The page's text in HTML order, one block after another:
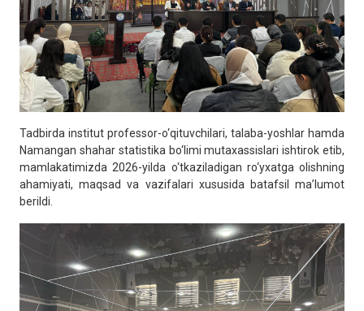
Tadbirda institut professor-o‘qituvchilari, talaba-yoshlar hamda
Namangan shahar statistika bo‘limi mutaxassislari ishtirok etib,
mamlakatimizda 2026-yilda o‘tkaziladigan ro‘yxatga olishning
ahamiyati, maqsad va vazifalari xususida batafsil ma’lumot
berildi.